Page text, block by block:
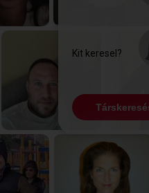
Kit keresel?